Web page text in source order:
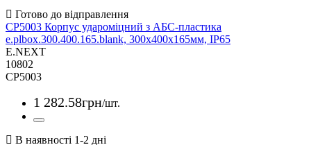
CP5003 Корпус удароміцний з АБС-пластика
e.plbox.300.400.165.blank, 300х400х165мм, IP65
E.NEXT
10802
CP5003
1 282.58грн/шт.